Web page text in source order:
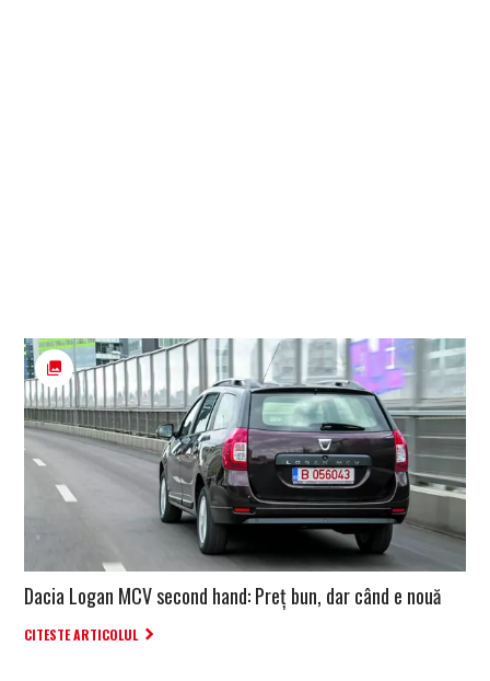
Dacia Logan MCV second hand: Preț bun, dar când e nouă
CITESTE ARTICOLUL